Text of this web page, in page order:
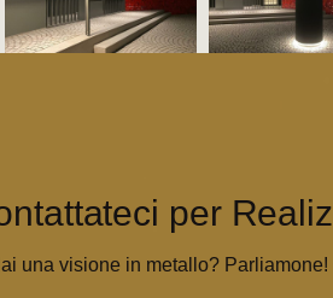
per
una visione in metallo?